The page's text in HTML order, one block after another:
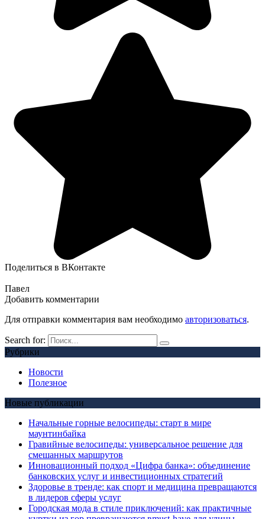
Поделиться в ВКонтакте
Павел
Добавить комментарии
Для отправки комментария вам необходимо авторизоваться.
Search for:
Рубрики
Новости
Полезное
Новые публикации
Начальные горные велосипеды: старт в мире
маунтинбайка
Гравийные велосипеды: универсальное решение для
смешанных маршрутов
Инновационный подход «Цифра банка»: объединение
банковских услуг и инвестиционных стратегий
Здоровье в тренде: как спорт и медицина превращаются
в лидеров сферы услуг
Городская мода в стиле приключений: как практичные